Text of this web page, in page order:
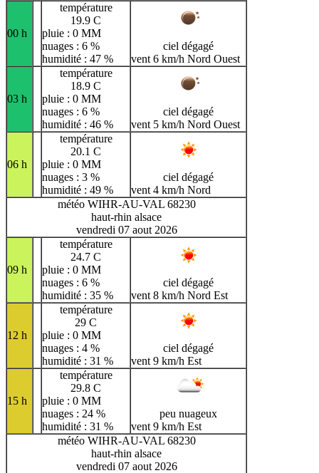
00 h
température
19.9 C
pluie : 0 MM
nuages : 6 %
humidité : 47 %
ciel dégagé
vent 6 km/h Nord Ouest
03 h
température
18.9 C
pluie : 0 MM
nuages : 6 %
humidité : 46 %
ciel dégagé
vent 5 km/h Nord Ouest
06 h
température
20.1 C
pluie : 0 MM
nuages : 3 %
humidité : 49 %
ciel dégagé
vent 4 km/h Nord
météo WIHR-AU-VAL 68230
haut-rhin alsace
vendredi 07 aout 2026
09 h
température
24.7 C
pluie : 0 MM
nuages : 6 %
humidité : 35 %
ciel dégagé
vent 8 km/h Nord Est
12 h
température
29 C
pluie : 0 MM
nuages : 4 %
humidité : 31 %
ciel dégagé
vent 9 km/h Est
15 h
température
29.8 C
pluie : 0 MM
nuages : 24 %
humidité : 31 %
peu nuageux
vent 9 km/h Est
météo WIHR-AU-VAL 68230
haut-rhin alsace
vendredi 07 aout 2026